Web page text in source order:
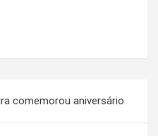
comemorou aniversário